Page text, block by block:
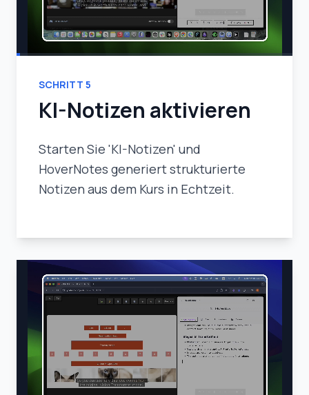
SCHRITT 5
KI-Notizen aktivieren
Starten Sie 'KI-Notizen' und
HoverNotes generiert strukturierte
Notizen aus dem Kurs in Echtzeit.